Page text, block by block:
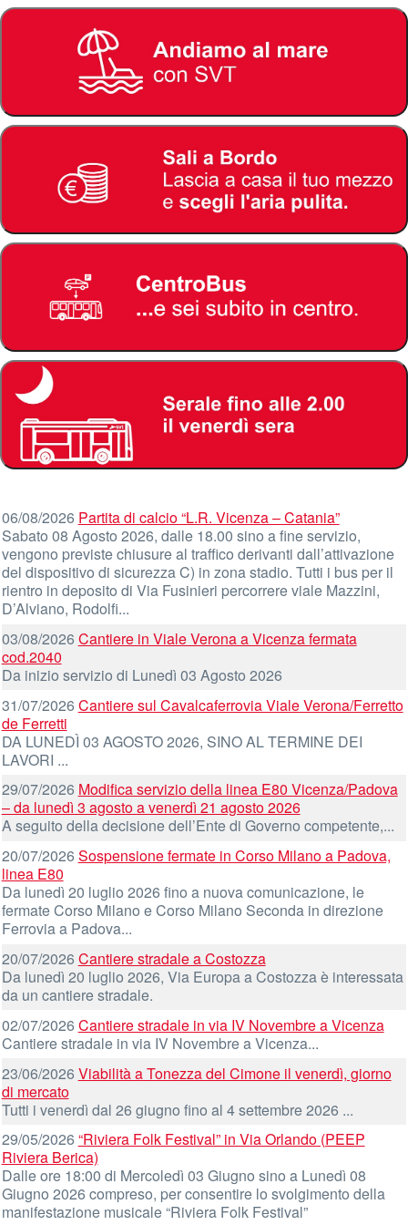
06/08/2026 Partita di calcio “L.R. Vicenza – Catania”
Sabato 08 Agosto 2026, dalle 18.00 sino a fine servizio,
vengono previste chiusure al traffico derivanti dall’attivazione
del dispositivo di sicurezza C) in zona stadio. Tutti i bus per il
rientro in deposito di Via Fusinieri percorrere viale Mazzini,
D’Alviano, Rodolfi...
03/08/2026 Cantiere in Viale Verona a Vicenza fermata
cod.2040
Da inizio servizio di Lunedì 03 Agosto 2026
31/07/2026Cantiere sul Cavalcaferrovia Viale Verona/Ferretto
de Ferretti
DA LUNEDÌ 03 AGOSTO 2026, SINO AL TERMINE DEI
LAVORI ...
29/07/2026 Modifica servizio della linea E80 Vicenza/Padova
– da lunedì 3 agosto a venerdì 21 agosto 2026
A seguito della decisione dell’Ente di Governo competente,...
20/07/2026Sospensione fermate in Corso Milano a Padova,
linea E80
Da lunedì 20 luglio 2026 fino a nuova comunicazione, le
fermate Corso Milano e Corso Milano Seconda in direzione
Ferrovia a Padova...
20/07/2026 Cantiere stradale a Costozza
Da lunedì 20 luglio 2026, Via Europa a Costozza è interessata
da un cantiere stradale.
02/07/2026Cantiere stradale in via IV Novembre a Vicenza
Cantiere stradale in via IV Novembre a Vicenza...
23/06/2026 Viabilità a Tonezza del Cimone il venerdì, giorno
di mercato
Tutti i venerdì dal 26 giugno fino al 4 settembre 2026 ...
29/05/2026“Riviera Folk Festival” in Via Orlando (PEEP
Riviera Berica)
Dalle ore 18:00 di Mercoledì 03 Giugno sino a Lunedì 08
Giugno 2026 compreso, per consentire lo svolgimento della
manifestazione musicale “Riviera Folk Festival”